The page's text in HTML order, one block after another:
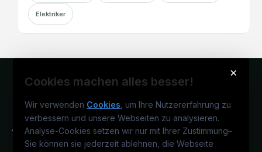
Elektriker
×
Cookies machen alles besser!
Wir verwenden Cookies , um Ihre Nutzererfahrung zu
verbessern und unsere Webseiten zu analysieren.
Analyse-Cookies setzen wir nur mit Ihrer Zustimmung–
Sie können sie jederzeit ablehnen, die Webseite